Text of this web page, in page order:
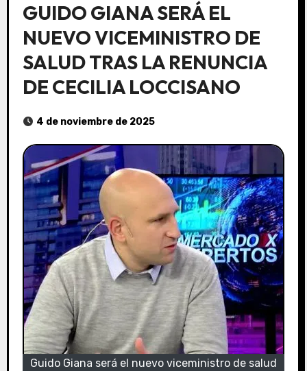
GUIDO GIANA SERÁ EL
NUEVO VICEMINISTRO DE
SALUD TRAS LA RENUNCIA
DE CECILIA LOCCISANO
4 de noviembre de 2025
Guido Giana será el nuevo viceministro de salud